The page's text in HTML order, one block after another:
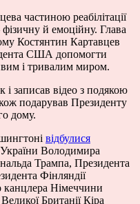
частиною реабілітації
й емоційну. Глава
Костянтин Картавцев
США допомогти
і тривалим миром.
записав відео з подякою
подарував Президенту
дому.
відбулися
Володимира
Трампа, Президента
Фінляндії
канцлера Німеччини
Британії Кіра